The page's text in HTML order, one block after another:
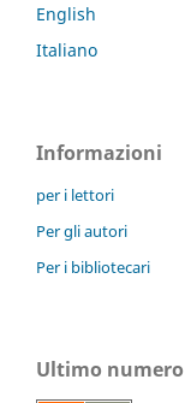
English
Italiano
Informazioni
per i lettori
Per gli autori
Per i bibliotecari
Ultimo numero